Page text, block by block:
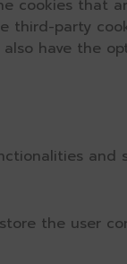
cookies that
third-party
have the
the user